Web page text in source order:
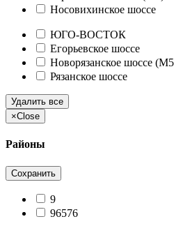
Носовихинское шоссе
ЮГО-ВОСТОК
Егорьевское шоссе
Новорязанское шоссе
Рязанское шоссе
Удалить все
×Close
Районы
Сохранить
9
96576